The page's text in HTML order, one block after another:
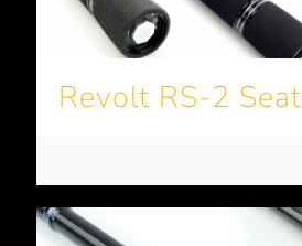
Revolt RS-2